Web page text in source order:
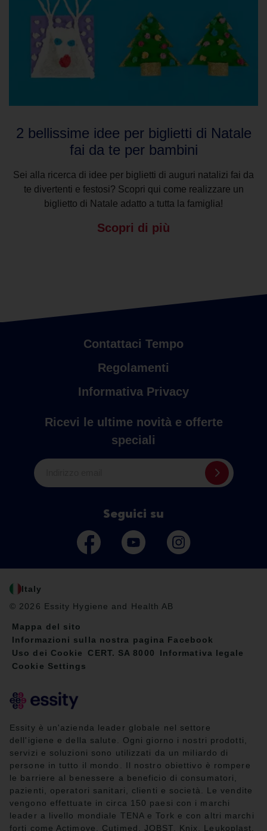
2 bellissime idee per biglietti di Natale
fai da te per bambini
Sei alla ricerca di idee per biglietti di auguri natalizi fai da
te divertenti e festosi? Scopri qui come realizzare un
biglietto di Natale adatto a tutta la famiglia!
Scopri di più
Contattaci Tempo
Regolamenti
Informativa Privacy
Ricevi le ultime novità e offerte
speciali
Seguici su
Italy
© 2026 Essity Hygiene and Health AB
Mappa del sito
Informazioni sulla nostra pagina Facebook
Uso dei Cookie
CERT. SA 8000
Informativa legale
Cookie Settings
Essity è un'azienda leader globale nel settore
dell'igiene e della salute. Ogni giorno i nostri prodotti,
servizi e soluzioni sono utilizzati da un miliardo di
persone in tutto il mondo. Il nostro obiettivo è rompere
le barriere al benessere a beneficio di consumatori,
pazienti, operatori sanitari, clienti e società. Le vendite
vengono effettuate in circa 150 paesi con i marchi
leader a livello mondiale TENA e Tork e con altri marchi
forti come Actimove, Cutimed, JOBST, Knix, Leukoplast,